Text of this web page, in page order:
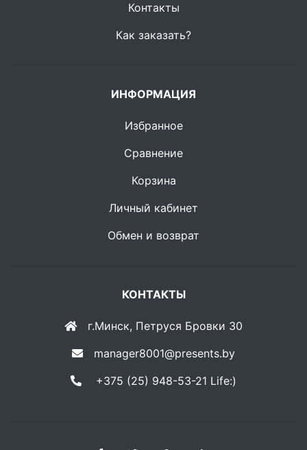
Контакты
Как заказать?
ИНФОРМАЦИЯ
Избранное
Сравнение
Корзина
Личный кабинет
Обмен и возврат
КОНТАКТЫ
г.Минск, Петруся Бровки 30
manager8001@presents.by
+375 (25) 948-53-21 Life:)